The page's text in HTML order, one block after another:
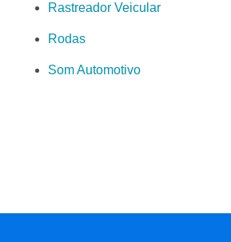
Rastreador Veicular
Rodas
Som Automotivo